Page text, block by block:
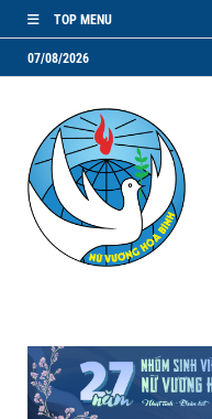
TOP MENU
07/08/2026